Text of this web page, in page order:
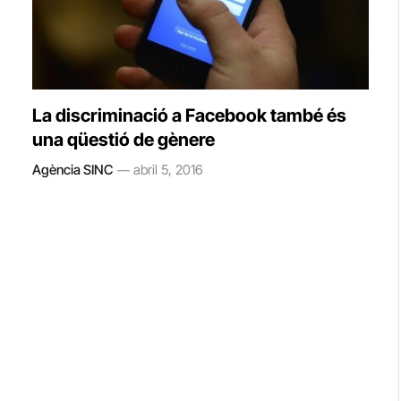
La discriminació a Facebook també és
una qüestió de gènere
Agència SINC abril 5, 2016